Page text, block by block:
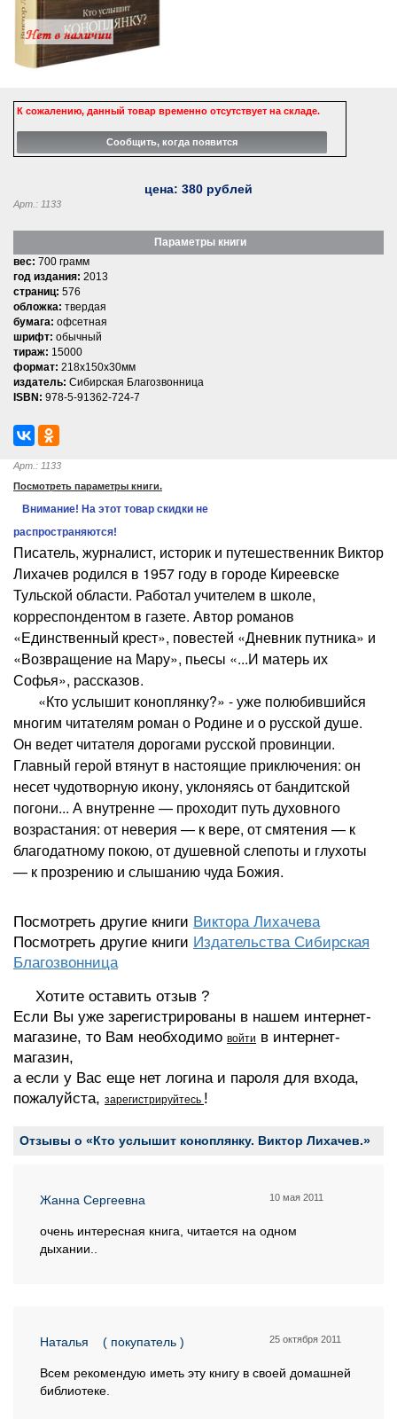
К сожалению, данный товар временно отсутствует на складе.
цена: 380 рублей
Арт.: 1133
Параметры книги
вес: 700 грамм
год издания: 2013
страниц: 576
обложка: твердая
бумага: офсетная
шрифт: обычный
тираж: 15000
формат: 218x150x30мм
издатель: Сибирская Благозвонница
ISBN: 978-5-91362-724-7
Арт.: 1133
Посмотреть параметры книги.
Внимание! На этот товар скидки не
распространяются!
Писатель, журналист, историк и путешественник Виктор
Лихачев родился в 1957 году в городе Киреевске
Тульской области. Работал учителем в школе,
корреспондентом в газете. Автор романов
«Единственный крест», повестей «Дневник путника» и
«Возвращение на Мару», пьесы «...И матерь их
Софья», рассказов.
«Кто услышит коноплянку?» - уже полюбившийся
многим читателям роман о Родине и о русской душе.
Он ведет читателя дорогами русской провинции.
Главный герой втянут в настоящие приключения: он
несет чудотворную икону, уклоняясь от бандитской
погони... А внутренне — проходит путь духовного
возрастания: от неверия — к вере, от смятения — к
благодатному покою, от душевной слепоты и глухоты
— к прозрению и слышанию чуда Божия.
Посмотреть другие книги Виктора Лихачева
Посмотреть другие книги Издательства Сибирская
Благозвонница
Хотите оставить отзыв ?
Если Вы уже зарегистрированы в нашем интернет-
магазине, то Вам необходимо войти в интернет-
магазин,
а если у Вас еще нет логина и пароля для входа,
пожалуйста, зарегистрируйтесь !
Отзывы о «Кто услышит коноплянку. Виктор Лихачев.»
Жанна Сергеевна 10 мая 2011
очень интересная книга, читается на одном
дыхании..
Наталья ( покупатель ) 25 октября 2011
Всем рекомендую иметь эту книгу в своей домашней
библиотеке.